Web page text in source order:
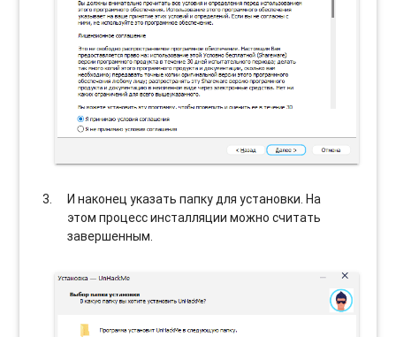
И наконец указать папку для установки. На
этом процесс инсталляции можно считать
завершенным.